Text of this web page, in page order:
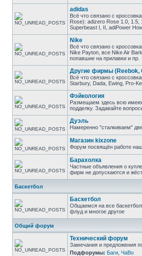
adidas
Всё что связано с
Rose): adizero Rose 1.0, 1.5,
Superbeast I, II, adiPower
Nike
Всё что связано с
Nike Payton, все Nike Air
попавшие на прилавки и пр.
Другие фирмы (Reebok,
Всё что связано с
Starbury, Dada, Ewing, Pro-
Фэйкология
Размещаем здесь всю
подделку. Задавайте
Дуэль
Намеренно "сталкиваем"
Магазин kixzone
Форум посвящён работе
Барахолка
Частные объявления о
фирм не допускаются и
Баскетбол
Баскетбол
Общаемся на все
флуд и многое другое
Общий форум
Технический форум
Замечания и предложения
Подфорумы: Баги ЧаВо